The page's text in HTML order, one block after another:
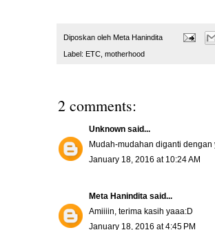
Diposkan oleh Meta Hanindita
Label: ETC motherhood
2 comments:
Unknown said...
Mudah-mudahan diganti
January 18, 2016 at 10:24 AM
Meta Hanindita said...
Amiiiin, terima kasih yaaa:D
January 18, 2016 at 4:45 PM